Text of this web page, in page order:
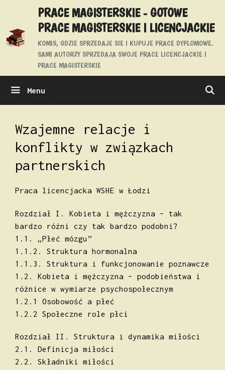
treści
PRACE MAGISTERSKIE - GOTOWE
PRACE MAGISTERSKIE I LICENCJACKIE
KOMIS, GDZIE SPRZEDAJE SIE I KUPUJE PRACE DYPLOMOWE.
SAMI AUTORZY SPRZEDAJA SWOJE PRACE LICENCJACKIE I
PRACE MAGISTERSKIE
Menu
Wzajemne relacje i
konflikty w związkach
partnerskich
Praca licencjacka WSHE w Łodzi
Rozdział I. Kobieta i mężczyzna – tak
bardzo różni czy tak bardzo podobni?
1.1. „Płeć mózgu”
1.1.2. Struktura hormonalna
1.1.3. Struktura i funkcjonowanie poznawcze
1.2. Kobieta i mężczyzna – podobieństwa i
różnice w wymiarze psychospołecznym
1.2.1 Osobowość a płeć
1.2.2 Społeczne role płci
Rozdział II. Struktura i dynamika miłości
2.1. Definicja miłości
2.2. Składniki miłości